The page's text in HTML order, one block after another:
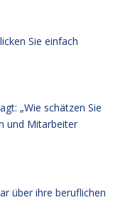
Sie einfach
„Wie schätzen Sie
und Mitarbeiter
über ihre beruflichen